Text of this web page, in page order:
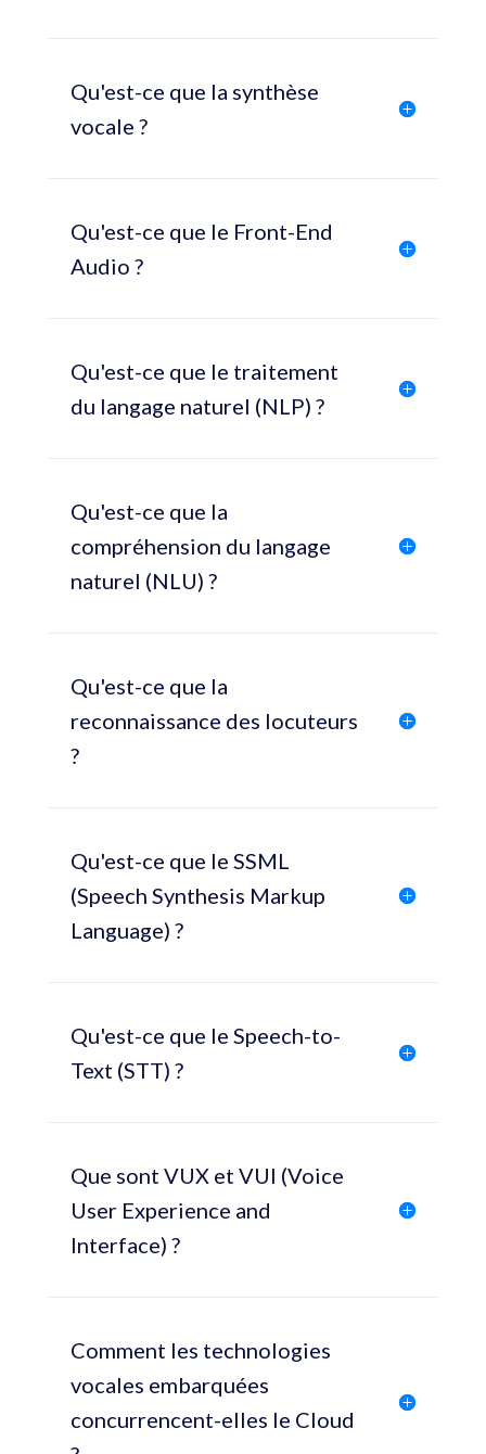
Qu'est-ce que la synthèse
vocale ?
Qu'est-ce que le Front-End
Audio ?
Qu'est-ce que le traitement
du langage naturel (NLP) ?
Qu'est-ce que la
compréhension du langage
naturel (NLU) ?
Qu'est-ce que la
reconnaissance des locuteurs
?
Qu'est-ce que le SSML
(Speech Synthesis Markup
Language) ?
Qu'est-ce que le Speech-to-
Text (STT) ?
Que sont VUX et VUI (Voice
User Experience and
Interface) ?
Comment les technologies
vocales embarquées
concurrencent-elles le Cloud